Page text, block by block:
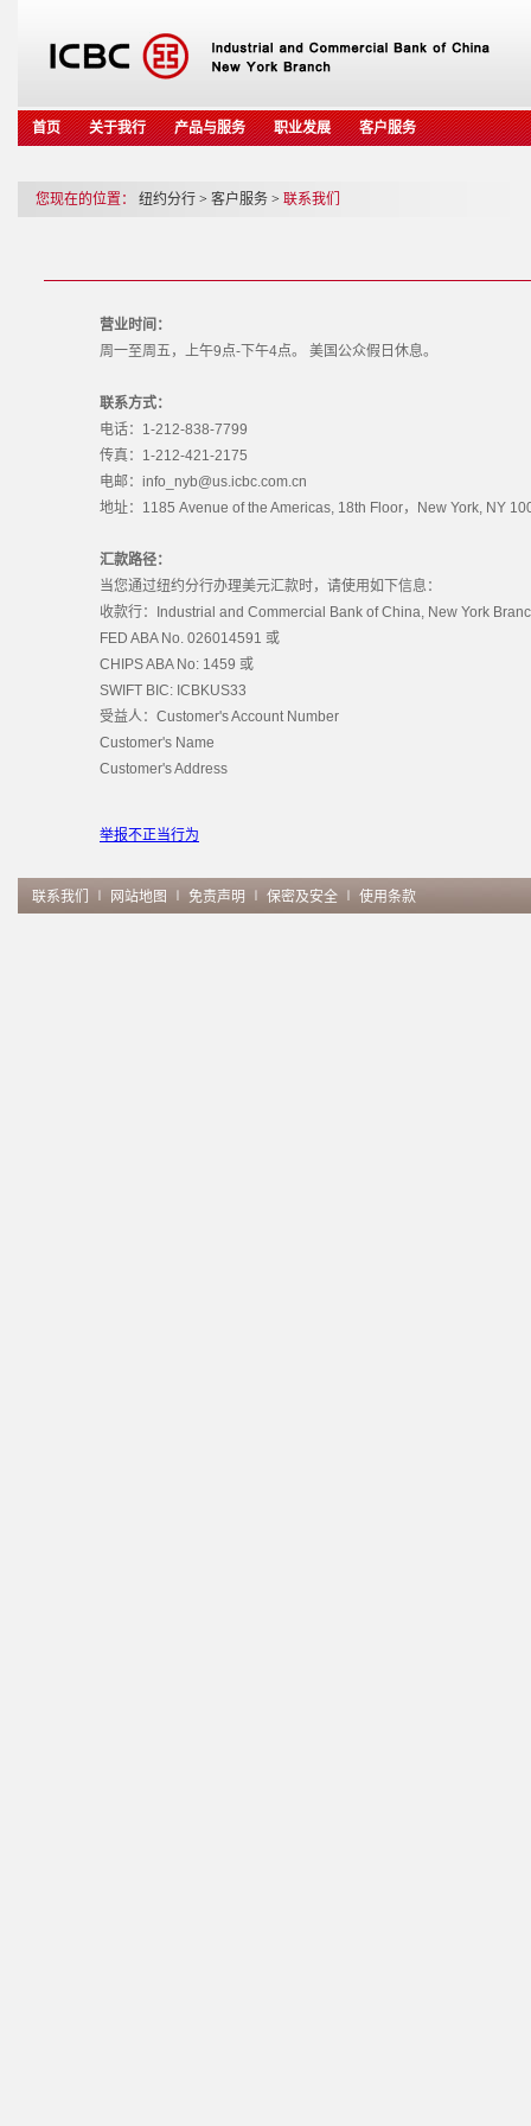
首页 关于我行 产品与服务 职业发展 客户服务
您现在的位置： 纽约分行 > 客户服务 > 联系我们
营业时间：
周一至周五，上午9点-下午4点。 美国公众假日休息。
联系方式：
电话：1-212-838-7799
传真：1-212-421-2175
电邮：info_nyb@us.icbc.com.cn
地址：1185 Avenue of the Americas, 18th Floor，New York, NY
汇款路径：
当您通过纽约分行办理美元汇款时，请使用如下信息：
收款行：Industrial and Commercial Bank of China, New York
FED ABA No. 026014591 或
CHIPS ABA No: 1459 或
SWIFT BIC: ICBKUS33
受益人：Customer's Account Number
Customer's Name
Customer's Address
举报不正当行为
联系我们 ∣ 网站地图 ∣ 免责声明 ∣ 保密及安全 ∣ 使用条款